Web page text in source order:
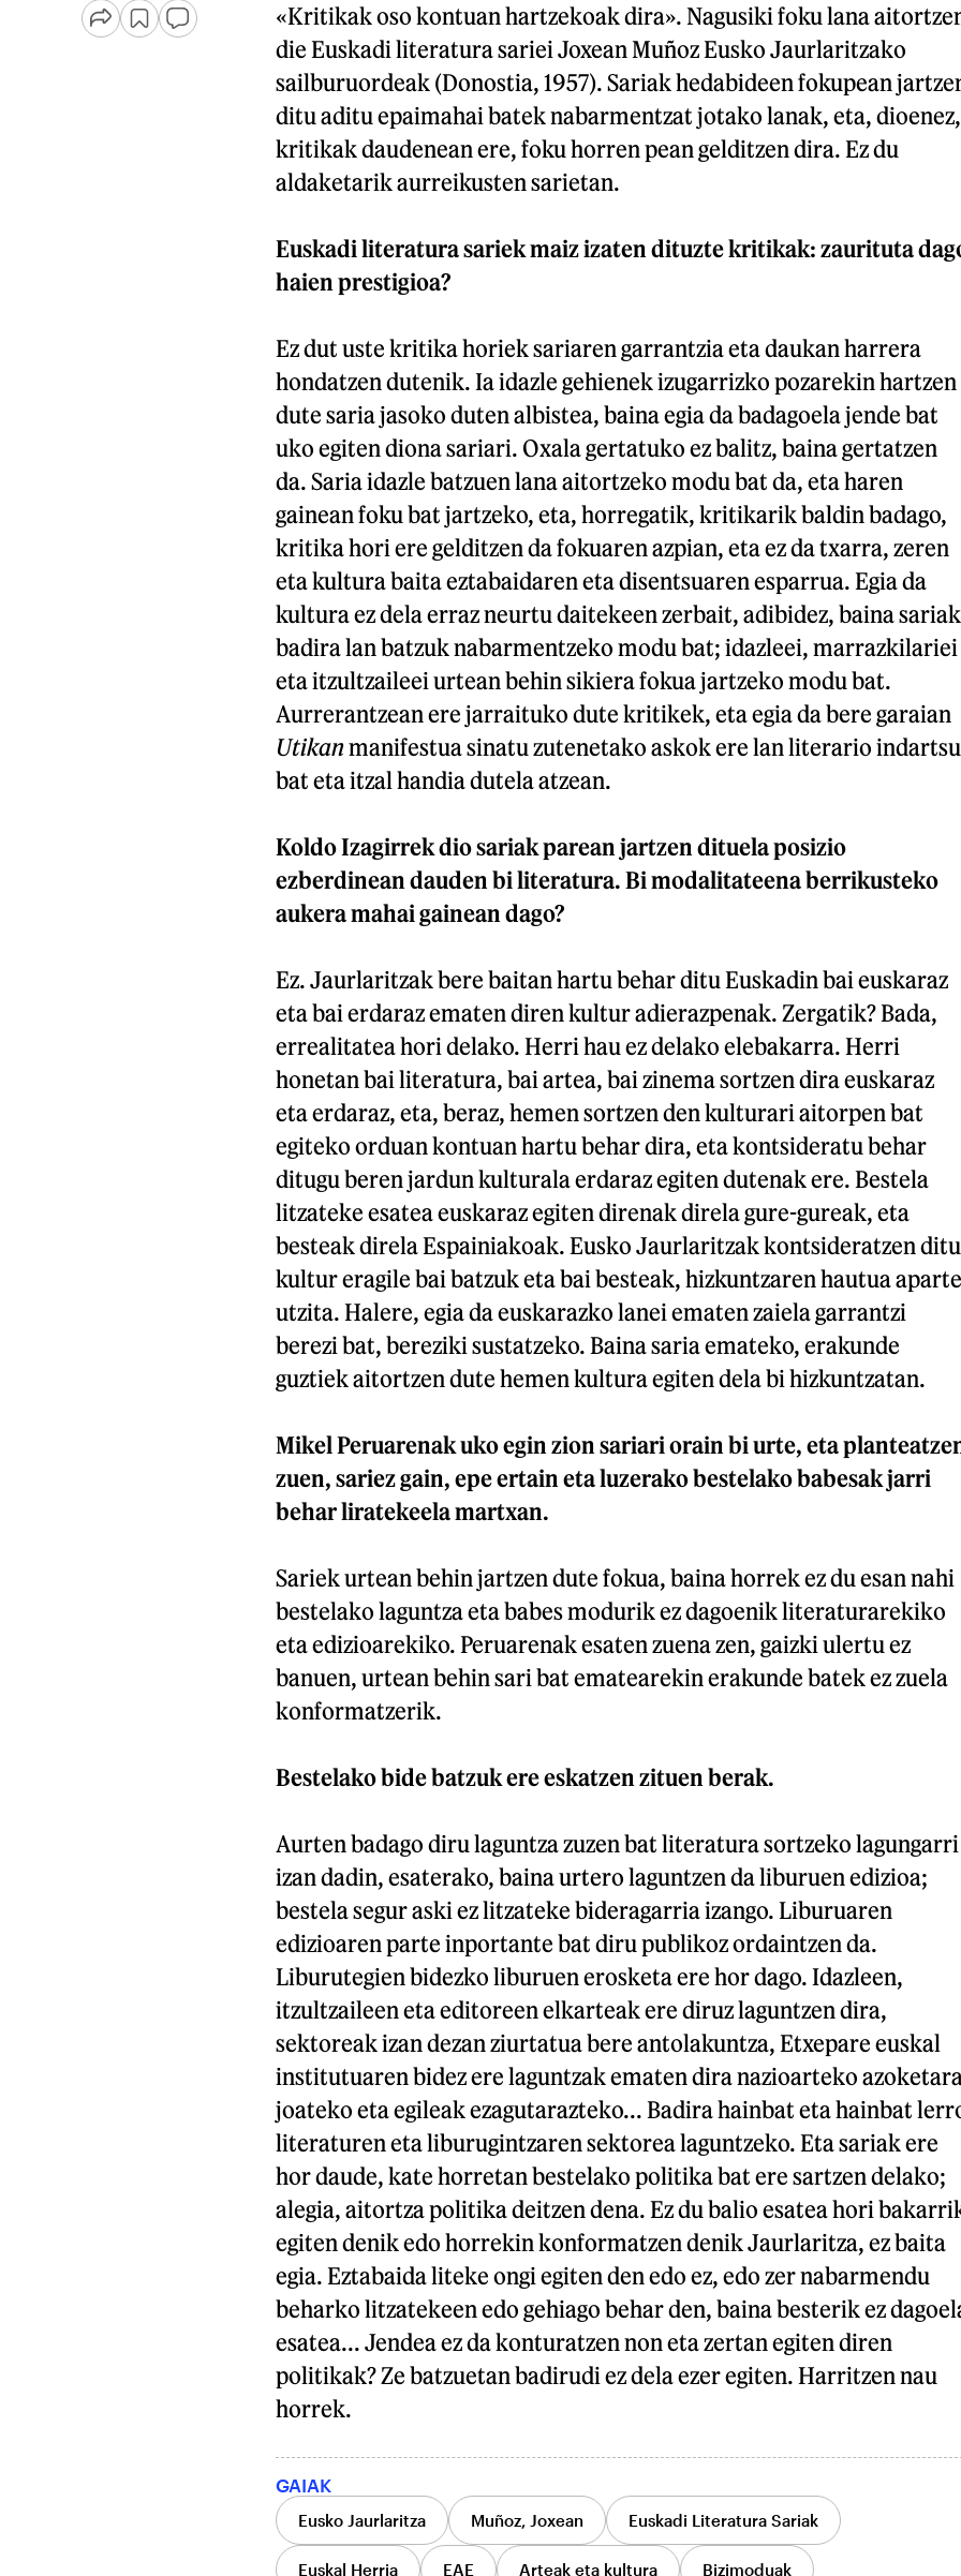
«Kritikak oso kontuan hartzekoak dira». Nagusiki foku lana
die Euskadi literatura sariei Joxean Muñoz Eusko Jaurlaritzako
sailburuordeak (Donostia, 1957). Sariak hedabideen fokupean
ditu aditu epaimahai batek nabarmentzat jotako lanak, eta, dioenez,
kritikak daudenean ere, foku horren pean gelditzen dira. Ez du
aldaketarik aurreikusten sarietan.
Euskadi literatura sariek maiz izaten dituzte kritikak: zaurituta
haien prestigioa?
Ez dut uste kritika horiek sariaren garrantzia eta daukan harrera
hondatzen dutenik. Ia idazle gehienek izugarrizko pozarekin hartzen
dute saria jasoko duten albistea, baina egia da badagoela jende bat
uko egiten diona sariari. Oxala gertatuko ez balitz, baina gertatzen
da. Saria idazle batzuen lana aitortzeko modu bat da, eta haren
gainean foku bat jartzeko, eta, horregatik, kritikarik baldin badago,
kritika hori ere gelditzen da fokuaren azpian, eta ez da txarra, zeren
eta kultura baita eztabaidaren eta disentsuaren esparrua. Egia da
kultura ez dela erraz neurtu daitekeen zerbait, adibidez, baina sariak
badira lan batzuk nabarmentzeko modu bat; idazleei, marrazkilariei
eta itzultzaileei urtean behin sikiera fokua jartzeko modu bat.
Aurrerantzean ere jarraituko dute kritikek, eta egia da bere garaian
Utikanmanifestua sinatu zutenetako askok ere lan literario indartsu
bat eta itzal handia dutela atzean.
Koldo Izagirrek dio sariak parean jartzen dituela posizio
ezberdinean dauden bi literatura. Bi modalitateena berrikusteko
aukera mahai gainean dago?
Ez. Jaurlaritzak bere baitan hartu behar ditu Euskadin bai euskaraz
eta bai erdaraz ematen diren kultur adierazpenak. Zergatik? Bada,
errealitatea hori delako. Herri hau ez delako elebakarra. Herri
honetan bai literatura, bai artea, bai zinema sortzen dira euskaraz
eta erdaraz, eta, beraz, hemen sortzen den kulturari aitorpen bat
egiteko orduan kontuan hartu behar dira, eta kontsideratu behar
ditugu beren jardun kulturala erdaraz egiten dutenak ere. Bestela
litzateke esatea euskaraz egiten direnak direla gure-gureak, eta
besteak direla Espainiakoak. Eusko Jaurlaritzak kontsideratzen ditu
kultur eragile bai batzuk eta bai besteak, hizkuntzaren hautua aparte
utzita. Halere, egia da euskarazko lanei ematen zaiela garrantzi
berezi bat, bereziki sustatzeko. Baina saria emateko, erakunde
guztiek aitortzen dute hemen kultura egiten dela bi hizkuntzatan.
Mikel Peruarenak uko egin zion sariari orain bi urte, eta
zuen, sariez gain, epe ertain eta luzerako bestelako babesak jarri
behar liratekeela martxan.
Sariek urtean behin jartzen dute fokua, baina horrek ez du esan nahi
bestelako laguntza eta babes modurik ez dagoenik literaturarekiko
eta edizioarekiko. Peruarenak esaten zuena zen, gaizki ulertu ez
banuen, urtean behin sari bat ematearekin erakunde batek ez zuela
konformatzerik.
Bestelako bide batzuk ere eskatzen zituen berak.
Aurten badago diru laguntza zuzen bat literatura sortzeko lagungarri
izan dadin, esaterako, baina urtero laguntzen da liburuen edizioa;
bestela segur aski ez litzateke bideragarria izango. Liburuaren
edizioaren parte inportante bat diru publikoz ordaintzen da.
Liburutegien bidezko liburuen erosketa ere hor dago. Idazleen,
itzultzaileen eta editoreen elkarteak ere diruz laguntzen dira,
sektoreak izan dezan ziurtatua bere antolakuntza, Etxepare euskal
institutuaren bidez ere laguntzak ematen dira nazioarteko
joateko eta egileak ezagutarazteko... Badira hainbat eta hainbat
literaturen eta liburugintzaren sektorea laguntzeko. Eta sariak ere
hor daude, kate horretan bestelako politika bat ere sartzen delako;
alegia, aitortza politika deitzen dena. Ez du balio esatea hori
egiten denik edo horrekin konformatzen denik Jaurlaritza, ez baita
egia. Eztabaida liteke ongi egiten den edo ez, edo zer nabarmendu
beharko litzatekeen edo gehiago behar den, baina besterik ez
esatea... Jendea ez da konturatzen non eta zertan egiten diren
politikak? Ze batzuetan badirudi ez dela ezer egiten. Harritzen nau
horrek.
GAIAK
Eusko Jaurlaritza Muñoz, Joxean Euskadi Literatura Sariak
Euskal Herria EAE Arteak eta kultura Bizimoduak